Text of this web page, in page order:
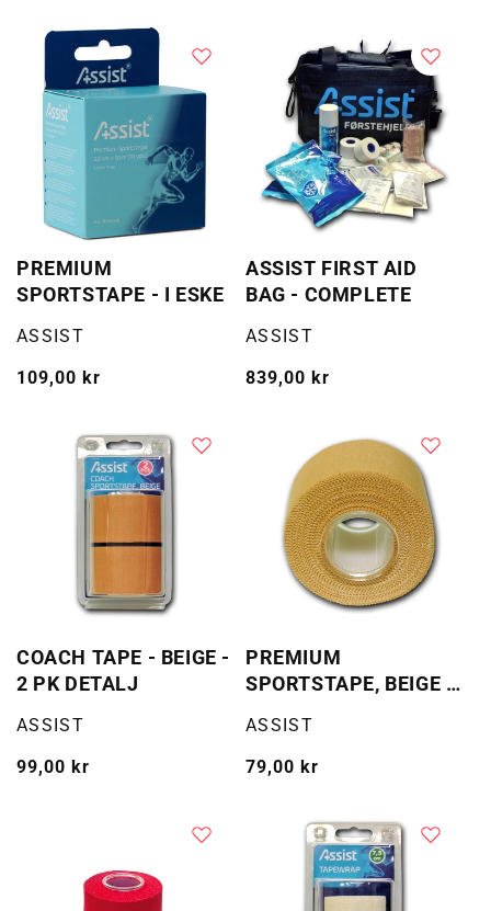
PREMIUM
SPORTSTAPE - I ESKE
Selger:
ASSIST
Vanlig
109,00 kr
ASSIST FIRST AID
BAG - COMPLETE
Selger:
ASSIST
Vanlig
839,00 kr
COACH TAPE - BEIGE -
2 PK DETALJ
Selger:
ASSIST
Vanlig
99,00 kr
PREMIUM
SPORTSTAPE, BEIGE -
Selger:
ASSIST
Vanlig
79,00 kr